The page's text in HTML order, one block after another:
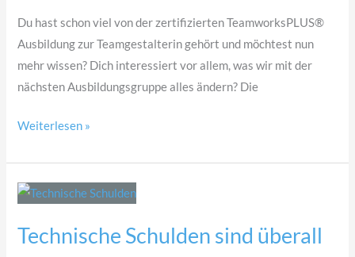
Du hast schon viel von der zertifizierten TeamworksPLUS®
Ausbildung zur Teamgestalterin gehört und möchtest nun
mehr wissen? Dich interessiert vor allem, was wir mit der
nächsten Ausbildungsgruppe alles ändern? Die
Weiterlesen »
Technische Schulden sind überall
Technische
sind